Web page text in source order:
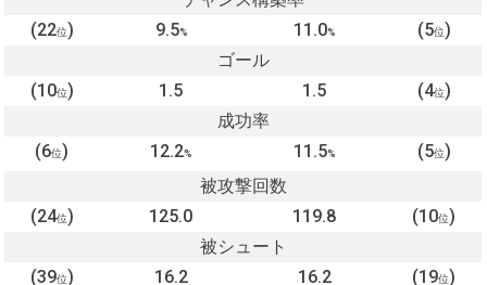
(22位) 9.5% 11.0% (5位)
ゴール
(10位) 1.5 1.5 (4位)
成功率
(6位) 12.2% 11.5% (5位)
被攻撃回数
(24位) 125.0 119.8 (10位)
被シュート
(39位) 16.2 16.2 (19位)